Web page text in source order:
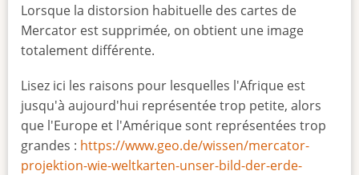
Lorsque la distorsion habituelle des cartes de
Mercator est supprimée, on obtient une image
totalement différente.
Lisez ici les raisons pour lesquelles l'Afrique est
jusqu'à aujourd'hui représentée trop petite, alors
que l'Europe et l'Amérique sont représentées trop
grandes : https://www.geo.de/wissen/mercator-
projektion-wie-weltkarten-unser-bild-der-erde-